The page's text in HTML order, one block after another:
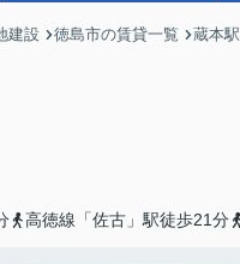
建設 徳島市の賃貸一覧 蔵本駅
高徳線「佐古」駅徒歩21分